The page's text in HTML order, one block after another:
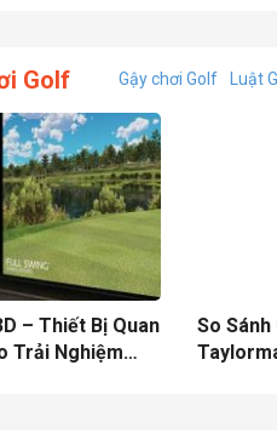
Golf Gậy chơi Golf Luật
– Thiết Bị Quan
Trải Nghiệm
So